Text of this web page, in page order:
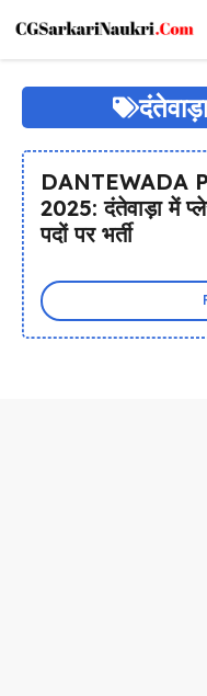
content
DANTEWADA
2025: दंतेवाड़ा में
पदों पर भर्ती